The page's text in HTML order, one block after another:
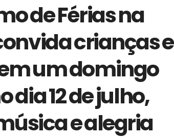
de Férias na
crianças e
um domingo
dia 12 de julho,
e alegria